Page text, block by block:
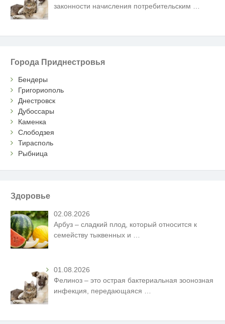
законности начисления потребительским
Города Приднестровья
Бендеры
Григориополь
Днестровск
Дубоссары
Каменка
Слободзея
Тирасполь
Рыбница
Здоровье
02.08.2026
Арбуз – сладкий плод, который относится к
семейству тыквенных и
01.08.2026
Фелиноз – это острая бактериальная зоонозная
инфекция, передающаяся